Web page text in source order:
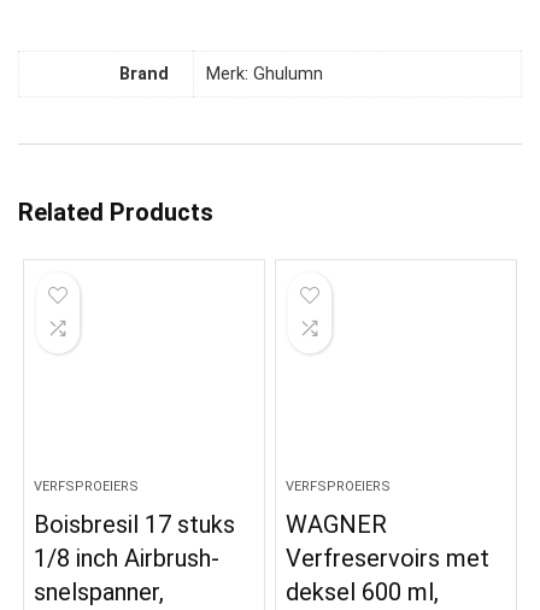
Brand Merk: Ghulumn
Related Products
VERFSPROEIERS
Boisbresil 17 stuks
1/8 inch Airbrush-
snelspanner,
VERFSPROEIERS
WAGNER
Verfreservoirs met
deksel 600 ml,